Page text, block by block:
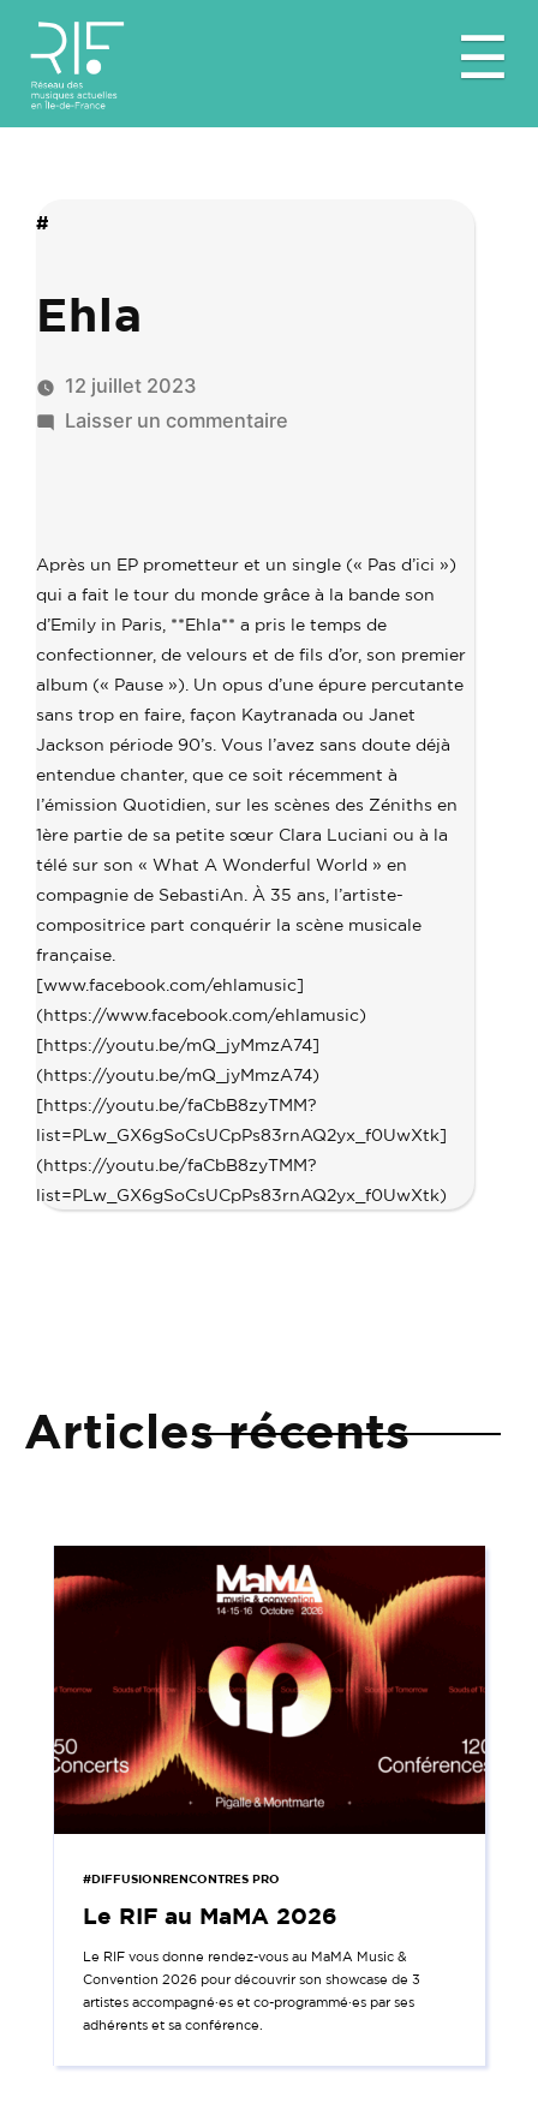
☰
#
Ehla
12 juillet 2023
Laisser un commentaire
Après un EP prometteur et un single (« Pas d’ici »)
qui a fait le tour du monde grâce à la bande son
d’Emily in Paris, **Ehla** a pris le temps de
confectionner, de velours et de fils d’or, son premier
album (« Pause »). Un opus d’une épure percutante
sans trop en faire, façon Kaytranada ou Janet
Jackson période 90’s. Vous l’avez sans doute déjà
entendue chanter, que ce soit récemment à
l’émission Quotidien, sur les scènes des Zéniths en
1ère partie de sa petite sœur Clara Luciani ou à la
télé sur son « What A Wonderful World » en
compagnie de SebastiAn. À 35 ans, l’artiste-
compositrice part conquérir la scène musicale
française.
[www.facebook.com/ehlamusic]
(https://www.facebook.com/ehlamusic)
[https://youtu.be/mQ_jyMmzA74]
(https://youtu.be/mQ_jyMmzA74)
[https://youtu.be/faCbB8zyTMM?
list=PLw_GX6gSoCsUCpPs83rnAQ2yx_f0UwXtk]
(https://youtu.be/faCbB8zyTMM?
list=PLw_GX6gSoCsUCpPs83rnAQ2yx_f0UwXtk)
Articles récents
#DIFFUSIONRENCONTRES PRO
Le RIF au MaMA 2026
Le RIF vous donne rendez-vous au MaMA Music &
Convention 2026 pour découvrir son showcase de 3
artistes accompagné·es et co-programmé·es par ses
adhérents et sa conférence.